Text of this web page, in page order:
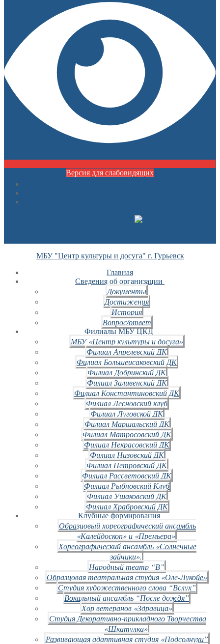
Версия для слабовидящих
МБУ "Центр культуры и досуга" г. Гурьевск
Главная
Сведения об организации
Документы
Достижения
История
Вопрос/ответ
Филиалы МБУ ЦКД
МБУ «Центр культуры и досуга»
Филиал Апрелевский ДК
Филиал Большеисаковский ДК
Филиал Добринский ДК
Филиал Заливенский ДК
Филиал Константиновский ДК
Филиал Лесновский клуб
Филиал Луговской ДК
Филиал Маршальский ДК
Филиал Матросовский ДК
Филиал Некрасовский ДК
Филиал Низовский ДК
Филиал Петровский ДК
Филиал Рассветовский ДК
Филиал Рыбновский Клуб
Филиал Ушаковский ДК
Филиал Храбровский ДК
Клубные формирования
Образцовый хореографический ансамбль
«Калейдоскоп» и «Премьера»
Хореографический ансамбль «Солнечные
зайчики».
Народный театр “В”
Образцовая театральная студия «Оле-Лукойе»
Студия художественного слова “Вслух”
Вокальный ансамбль “После дождя”
Хор ветеранов «Здравица»
Студия Декоративно-прикладного Творчества
«Шкатулка»
Развивающая адаптивная студия «Подсолнухи”